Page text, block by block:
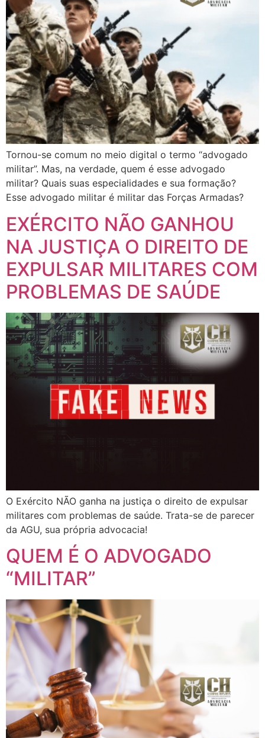
Tornou-se comum no meio digital o termo “advogado
militar”. Mas, na verdade, quem é esse advogado
militar? Quais suas especialidades e sua formação?
Esse advogado militar é militar das Forças Armadas?
EXÉRCITO NÃO GANHOU
NA JUSTIÇA O DIREITO DE
EXPULSAR MILITARES COM
PROBLEMAS DE SAÚDE
O Exército NÃO ganha na justiça o direito de expulsar
militares com problemas de saúde. Trata-se de parecer
da AGU, sua própria advocacia!
QUEM É O ADVOGADO
“MILITAR”